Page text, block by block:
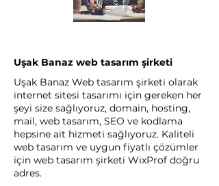
Uşak Banaz web tasarım şirketi
Uşak Banaz Web tasarım şirketi olarak
internet sitesi tasarımı için gereken her
şeyi size sağlıyoruz, domain, hosting,
mail, web tasarım, SEO ve kodlama
hepsine ait hizmeti sağlıyoruz. Kaliteli
web tasarım ve uygun fiyatlı çözümler
için web tasarım şirketi WixProf doğru
adres.